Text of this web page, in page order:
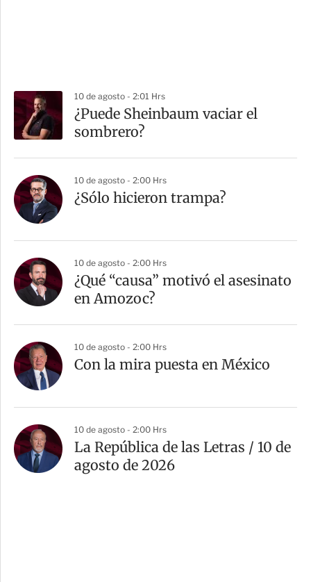
10 de agosto - 2:01 Hrs
¿Puede Sheinbaum vaciar el
sombrero?
10 de agosto - 2:00 Hrs
¿Sólo hicieron trampa?
10 de agosto - 2:00 Hrs
¿Qué “causa” motivó el asesinato
en Amozoc?
10 de agosto - 2:00 Hrs
Con la mira puesta en México
10 de agosto - 2:00 Hrs
La República de las Letras / 10 de
agosto de 2026